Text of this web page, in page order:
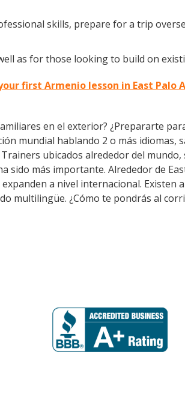
skills, prepare for a trip
as for those looking to build on
first Armenio lesson in East Palo
en el exterior? ¿Prepararte
mundial hablando 2 o más idiomas,
ubicados alrededor del
sido más importante. Alrededor de
a nivel internacional. Existen
multilingüe. ¿Cómo te pondrás al